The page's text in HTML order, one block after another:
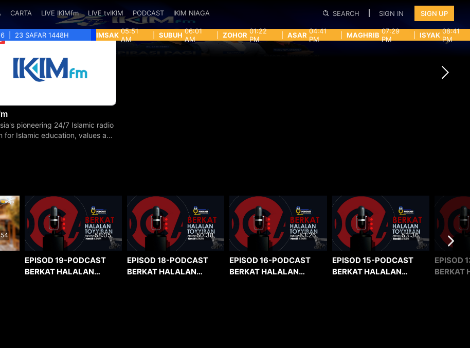
CARTA LIVE IKIMfm LIVE tvIKIM PODCAST IKIM NIAGA SEARCH SIGN IN SIGN UP
23 SAFAR 1448H IMSAK 05:51
AM
SUBUH 06:01
AM
ZOHOR 01:22
PM
ASAR 04:41
PM
MAGHRIB 07:29
PM
ISYAK 08:41
PM
pioneering 24/7 Islamic radio
for Islamic education, values and
58:05
EPISOD 19-PODCAST
BERKAT HALALAN
50:38
EPISOD 18-PODCAST
BERKAT HALALAN
53:26
EPISOD 16-PODCAST
BERKAT HALALAN
53:36
EPISOD 15-PODCAST
BERKAT HALALAN
EPISOD
BERKAT